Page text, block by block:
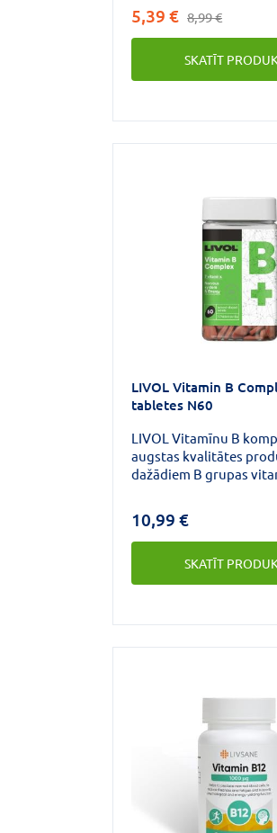
augstās devās.*B1, B2,
vitamīns, niacīns un
nodrošināt normālu
ieguves vielmaiņu un
5,39 € 8,99 €
SKATĪT
LIVOL Vitamin B
tabletes N60
LIVOL Vitamīnu B
augstas kvalitātes
dažādiem B grupas
Ziemeļvalstu uztura
Nesatur glutēnu.
un enerģijai. Vitamīni
niacīns veicina
10,99 €
SKATĪT